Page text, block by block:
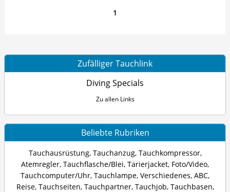
1
Zufälliger Tauchlink
Diving Specials
Zu allen Links
Beliebte Rubriken
Tauchausrüstung, Tauchanzug, Tauchkompressor,
Atemregler, Tauchflasche/Blei, Tarierjacket, Foto/Video,
Tauchcomputer/Uhr, Tauchlampe, Verschiedenes, ABC,
Reise, Tauchseiten, Tauchpartner, Tauchjob, Tauchbasen,